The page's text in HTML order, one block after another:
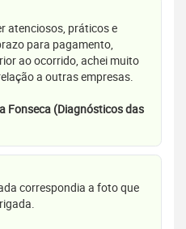
atenciosos, práticos e
para pagamento,
ao ocorrido, achei muito
a outras empresas.
Fonseca (Diagnósticos das
correspondia a foto que